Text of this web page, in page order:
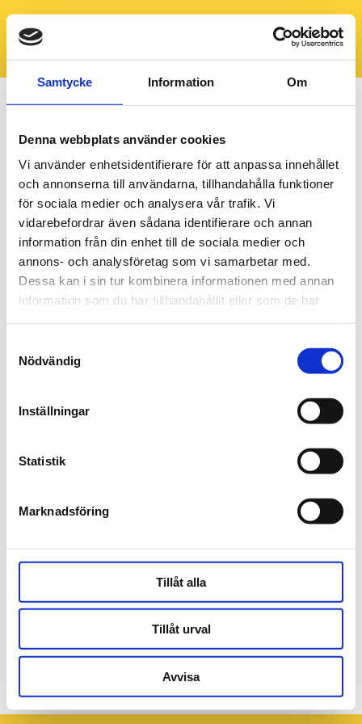
Samtycke Information Om
Denna webbplats använder cookies
Vi använder enhetsidentifierare för att anpassa innehållet
och annonserna till användarna, tillhandahålla funktioner
för sociala medier och analysera vår trafik. Vi
vidarebefordrar även sådana identifierare och annan
information från din enhet till de sociala medier och
annons- och analysföretag som vi samarbetar med.
Dessa kan i sin tur kombinera informationen med annan
information som du har tillhandahållit eller som de har
Nödvändig
Inställningar
Statistik
Marknadsföring
Tillåt alla
Tillåt urval
Avvisa
MatthiasVanArkel-0797